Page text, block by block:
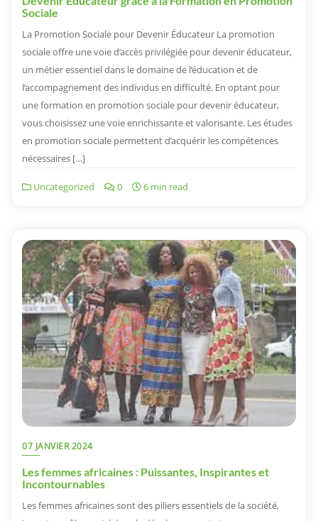
Sociale
La Promotion Sociale pour Devenir Éducateur La promotion
sociale offre une voie d’accès privilégiée pour devenir éducateur,
un métier essentiel dans le domaine de l’éducation et de
l’accompagnement des individus en difficulté. En optant pour
une formation en promotion sociale pour devenir éducateur,
vous choisissez une voie enrichissante et valorisante. Les études
en promotion sociale permettent d’acquérir les compétences
nécessaires […]
Uncategorized 0 6 min read
07 JANVIER 2024
Les femmes africaines : Puissantes, Inspirantes et
Incontournables
Les femmes africaines sont des piliers essentiels de la société,